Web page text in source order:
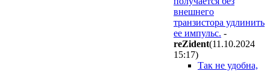
внешнего
транзистора удлинить
ее импульс. -
reZident(11.10.2024
15:17)
Так не удобна,